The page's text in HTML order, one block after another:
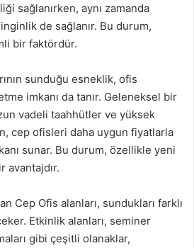
sağlanırken, aynı zamanda
de sağlanır. Bu durum,
bir faktördür.
sunduğu esneklik, ofis
imkanı da tanır. Geleneksel bir
vadeli taahhütler ve yüksek
cep ofisleri daha uygun fiyatlarla
sunar. Bu durum, özellikle yeni
avantajdır.
Cep Ofis alanları, sundukları farklı
Etkinlik alanları, seminer
gibi çeşitli olanaklar,